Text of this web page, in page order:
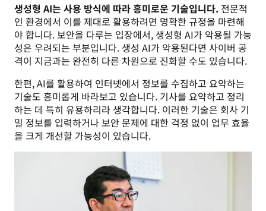
생성형 AI는 사용 방식에 따라 흥미로운 기술입니다. 전문적
인 환경에서 이를 제대로 활용하려면 명확한 규정을 마련해
야 합니다. 보안을 다루는 입장에서, 생성형 AI가 악용될 가능
성은 우려되는 부분입니다. 생성 AI가 악용된다면 사이버 공
격이 지금과는 완전히 다른 차원으로 진화할 수도 있습니다.
한편, AI를 활용하여 인터넷에서 정보를 수집하고 요약하는
기술도 흥미롭게 바라보고 있습니다. 기사를 요약하고 정리
하는 데 특히 유용하리라 생각합니다. 이러한 기술은 회사 기
밀 정보를 입력하거나 보안 문제에 대한 걱정 없이 업무 효율
을 크게 개선할 가능성이 있습니다.